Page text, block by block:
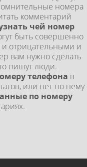
номера
комментарий
чей номер
быть совершенно
и отрицательными и
вам нужно сделать
пишут люди.
телефона в
или нет по нему
по номеру